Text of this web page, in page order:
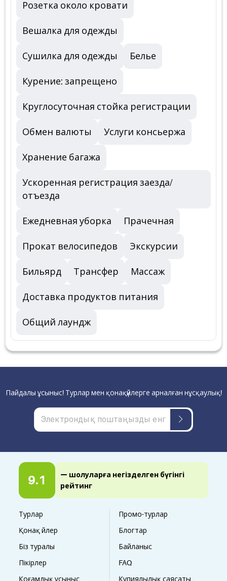
Розетка около кровати
Вешалка для одежды
Сушилка для одежды Белье
Курение: запрещено
Круглосуточная стойка регистрации
Обмен валюты Услуги консьержа
Хранение багажа
Ускоренная регистрация заезда/
отъезда
Ежедневная уборка Прачечная
Прокат велосипедов Экскурсии
Бильярд Трансфер Массаж
Доставка продуктов питания
Общий лаундж
9.1
— шолуларға негізделген бүгінгі
рейтинг
Турлар
Промо-турлар
Қонақ үйлер
Блогтар
Біз туралы
Байланыс
Пікірлер
FAQ
Қоғамдық ұсыныс
Құпиялылық саясаты
Пайдалы ұсыныс! Турлар мен қонақүйлерге арналған нұсқаулық!